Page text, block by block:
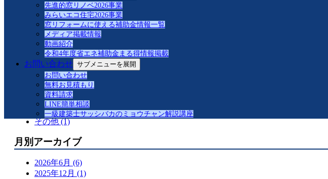
先進的窓リノベ2026事業
みらいエコ住宅2026事業
窓リフォームに使える補助金情報一覧
メディア掲載情報
動画紹介
令和4年度省エネ補助金まる得情報掲載
お問い合わせ サブメニューを展開
お問い合わせ
無料お見積もり
資料請求
LINE簡単相談
一級建築士サッシバカのミョウチャン解説講座
ミョウチャンの解説講座VOL-43 ハイネス大森施工記録リプラスマンション
【緊縛強盗対策解説】防犯合わせガラスとは
品川区S様邸 マドリモ樹脂改修事例紹介
先進的窓リノベ 補助金対応事例
窓リフォームで快適な暮らしへ！2025年度の補助金を活用するポイント
カテゴリー
リフォームコラム (27)
動画紹介 (67)
メディア掲載情報 (4)
その他 (1)
月別アーカイブ
2026年6月 (6)
2025年12月 (1)